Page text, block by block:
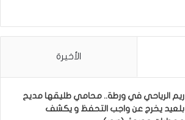
الأخيرة
ريم الرياحي في ورطة.. محامي طليقها مديح
بلعيد يخرج عن واجب التحفظ و يكشف